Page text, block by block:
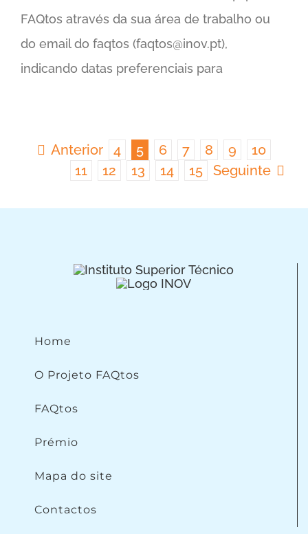
FAQtos através da sua área de trabalho ou
do email do faqtos (faqtos@inov.pt),
indicando datas preferenciais para
Anterior 4 5 6 7 8 9
10
11
12 13 14 15 Seguinte
Home
O Projeto FAQtos
FAQtos
Prémio
Mapa do site
Contactos